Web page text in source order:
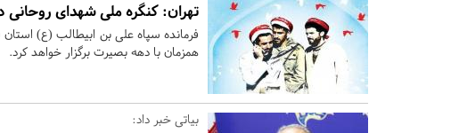
تهران: کنگره ملی شهدای روحانی
همزمان با دهه بصیرت برگزار خواهد کرد.
بیاتی خبر داد: